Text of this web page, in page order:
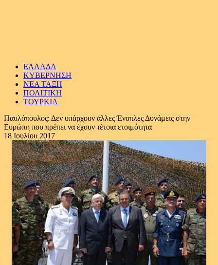
ΕΛΛΑΔΑ
ΚΥΒΕΡΝΗΣΗ
ΝΕΑ ΤΑΞΗ
ΠΟΛΙΤΙΚΗ
ΤΟΥΡΚΙΑ
Παυλόπουλος: Δεν υπάρχουν άλλες Ένοπλες Δυνάμεις στην
Ευρώπη που πρέπει να έχουν τέτοια ετοιμότητα
18 Ιουλίου 2017